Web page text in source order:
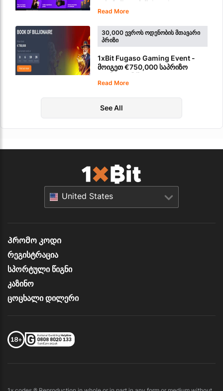
Read More
30,000 ᲔᲕᲠᲝᲡ ᲝᲓᲔᲜᲝᲑᲘᲡ ᲛᲗᲐᲕᲐᲠᲘ
ᲞᲠᲘᲖᲘ
1xBit Fugaso Gaming Event -
მოიგეთ €750,000 საპრიზო
Read More
See All
United States
Პრომო კოდი
რეგისტრაცია
სპორტული წიგნი
კაზინო
ცოცხალი დილერი